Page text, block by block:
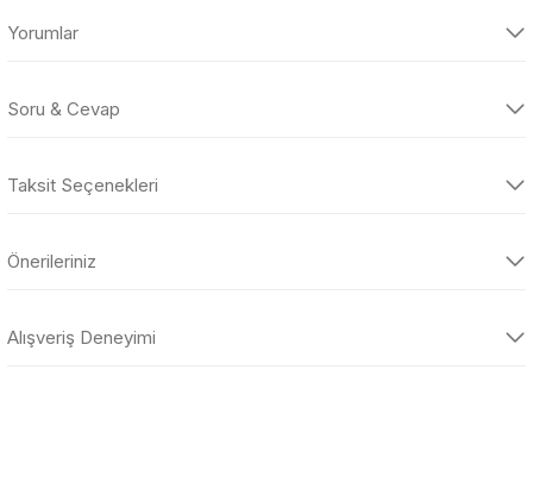
Yorumlar
Soru & Cevap
Ürün hakkında henüz soru sorulmamış.
Taksit Seçenekleri
Önerileriniz
konularda yetersiz gördüğünüz noktaları öneri formunu kullanarak
Alışveriş Deneyimi